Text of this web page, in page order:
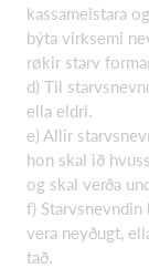
kassameistara
býta virksemi
røkir starv
d) Til
ella eldri.
e) Allir
hon skal ið
og skal verða
f)
vera neyðugt,
tað.